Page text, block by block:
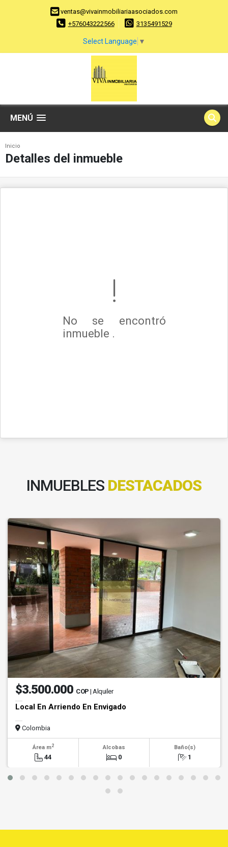
ventas@vivainmobiliariaasociados.com
+576043222566
3135491529
Select Language ▼
MENÚ
Inicio
Detalles del inmueble
No se encontró
inmueble .
INMUEBLES DESTACADOS
$3.500.000 COP | Alquiler
Local En Arriendo En Envigado
Colombia
Área m2
44
Alcobas
0
Baño(s)
1